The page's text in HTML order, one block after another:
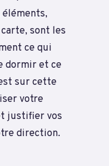
sont les
ce qui
dormir et ce
sur cette
votre
justifier vos
direction.